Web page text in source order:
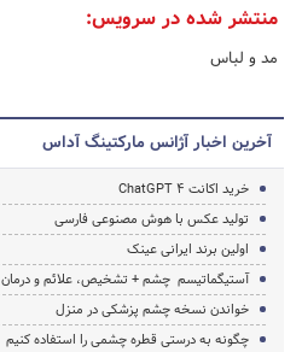
منتشر شده در سرویس:
مد و لباس
آخرین اخبار آژانس مارکتینگ آداس
خرید اکانت ChatGPT 4
تولید عکس با هوش مصنوعی فارسی
اولین برند ایرانی عینک
آستیگماتیسم چشم + تشخیص، علائم و درمان
خواندن نسخه چشم پزشکی در منزل
چگونه به درستی قطره چشمی را استفاده کنیم